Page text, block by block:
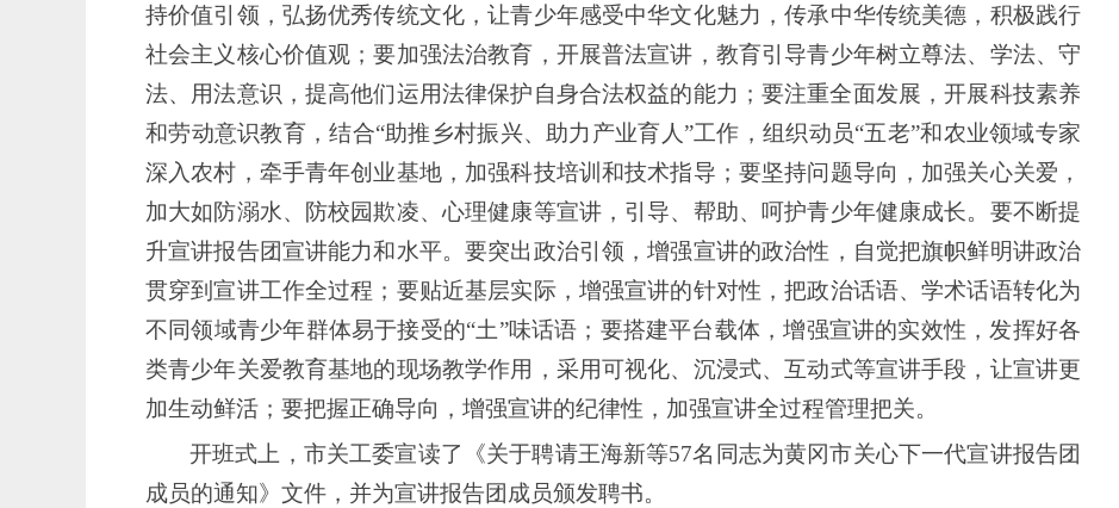
持价值引领，弘扬优秀传统文化，让青少年感受中华文化魅力，传承中华传统美德，积极践行
社会主义核心价值观；要加强法治教育，开展普法宣讲，教育引导青少年树立尊法、学法、守
法、用法意识，提高他们运用法律保护自身合法权益的能力；要注重全面发展，开展科技素养
和劳动意识教育，结合“助推乡村振兴、助力产业育人”工作，组织动员“五老”和农业领域专家
深入农村，牵手青年创业基地，加强科技培训和技术指导；要坚持问题导向，加强关心关爱，
加大如防溺水、防校园欺凌、心理健康等宣讲，引导、帮助、呵护青少年健康成长。要不断提
升宣讲报告团宣讲能力和水平。要突出政治引领，增强宣讲的政治性，自觉把旗帜鲜明讲政治
贯穿到宣讲工作全过程；要贴近基层实际，增强宣讲的针对性，把政治话语、学术话语转化为
不同领域青少年群体易于接受的“土”味话语；要搭建平台载体，增强宣讲的实效性，发挥好各
类青少年关爱教育基地的现场教学作用，采用可视化、沉浸式、互动式等宣讲手段，让宣讲更
加生动鲜活；要把握正确导向，增强宣讲的纪律性，加强宣讲全过程管理把关。
开班式上，市关工委宣读了《关于聘请王海新等57名同志为黄冈市关心下一代宣讲报告团
成员的通知》文件，并为宣讲报告团成员颁发聘书。